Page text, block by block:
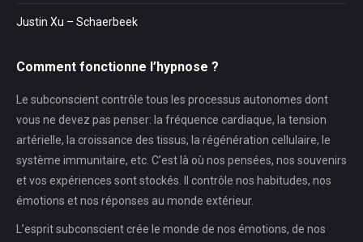
Justin Xu – Schaerbeek
Comment fonctionne l’hypnose ?
Le subconscient contrôle tous les processus autonomes dont
vous ne devez pas penser: la fréquence cardiaque, la tension
artérielle, la croissance des tissus, la régénération cellulaire, le
système immunitaire, etc. C’est là où nos pensées, nos souvenirs
et vos expériences sont stockés. Il contrôle nos habitudes, nos
émotions et nos réponses au monde extérieur.
L’esprit subconscient crée le monde de nos émotions, de nos